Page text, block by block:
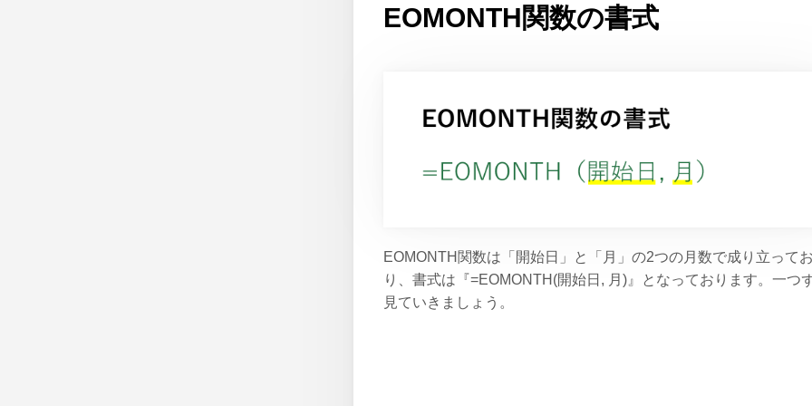
EOMONTH関数の書式
EOMONTH関数は「開始日」と「月」の2つの月数で成り立って
り、書式は『=EOMONTH(開始日, 月)』となっております。一つ
見ていきましょう。